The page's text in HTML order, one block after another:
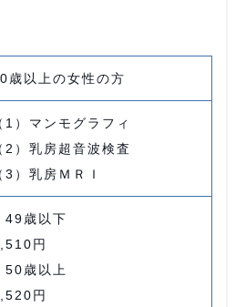
歳以上の女性の方
1）マンモグラフィ
2）乳房超音波検査
3）乳房ＭＲＩ
49歳以下
円
50歳以上
円